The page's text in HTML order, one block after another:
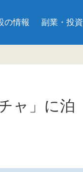
の情報 副業・投資
ャ」に泊